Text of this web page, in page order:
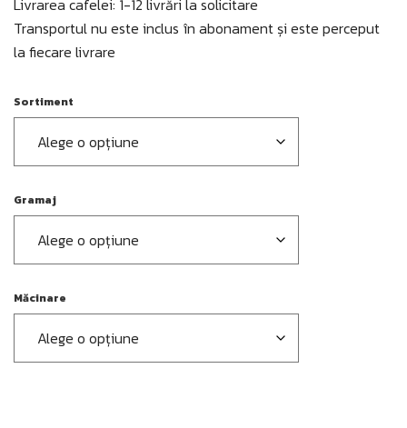
Livrarea cafelei: 1-12 livrări la solicitare
Transportul nu este inclus în abonament și este perceput
la fiecare livrare
Sortiment
Gramaj
Măcinare